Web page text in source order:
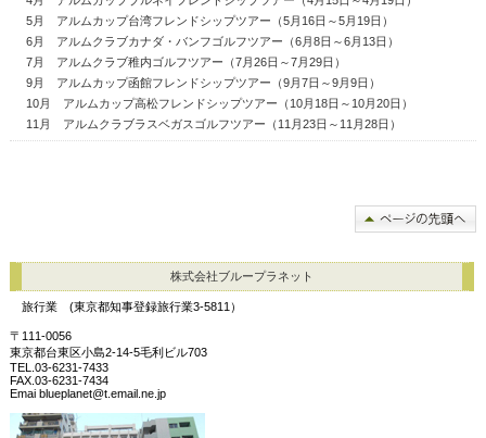
5月 アルムカップ台湾フレンドシップツアー（5月16日～5月19日）
6月 アルムクラブカナダ・バンフゴルフツアー（6月8日～6月13日）
7月 アルムクラブ稚内ゴルフツアー（7月26日～7月29日）
9月 アルムカップ函館フレンドシップツアー（9月7日～9月9日）
10月 アルムカップ高松フレンドシップツアー（10月18日～10月20日）
11月 アルムクラブラスベガスゴルフツアー（11月23日～11月28日）
株式会社ブループラネット
旅行業 (東京都知事登録旅行業3-5811）
〒111-0056
東京都台東区小島2-14-5毛利ビル703
TEL.03-6231-7433
FAX.03-6231-7434
Emai blueplanet@t.email.ne.jp